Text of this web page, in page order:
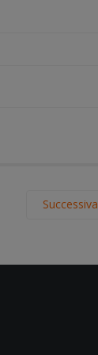
Successiva